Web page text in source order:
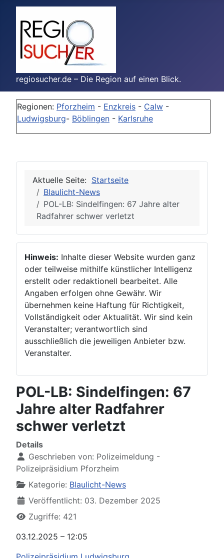
regiosucher.de – Die Region auf einen Blick.
Regionen: Pforzheim - Enzkreis - Calw -
Ludwigsburg- Böblingen - Karlsruhe
Aktuelle Seite: Startseite
Blaulicht-News
POL-LB: Sindelfingen: 67 Jahre alter
Radfahrer schwer verletzt
Hinweis: Inhalte dieser Website wurden ganz
oder teilweise mithilfe künstlicher Intelligenz
erstellt oder redaktionell bearbeitet. Alle
Angaben erfolgen ohne Gewähr. Wir
übernehmen keine Haftung für Richtigkeit,
Vollständigkeit oder Aktualität. Wir sind kein
Veranstalter; verantwortlich sind
ausschließlich die jeweiligen Anbieter bzw.
Veranstalter.
POL-LB: Sindelfingen: 67
Jahre alter Radfahrer
schwer verletzt
Details
Geschrieben von: Polizeimeldung -
Polizeipräsidium Pforzheim
Kategorie: Blaulicht-News
Veröffentlicht: 03. Dezember 2025
Zugriffe: 421
03.12.2025 – 12:05